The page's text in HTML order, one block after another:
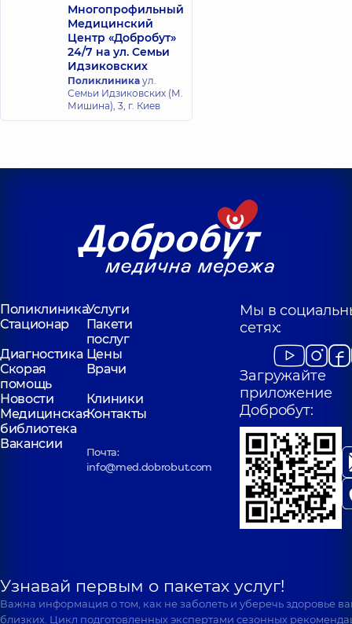
Многопрофильный
Медицинский
Центр «Добробут»
24/7 на ул. Семьи
Идзиковских
Поликлиника ул.
Семьи Идзиковских (М.
Мишина), 3, г. Киев
ПоликлиникаУслуги
Стационар
Пакети
послуг
Диагностика Цены
Скорая
помощь
Врачи
Новости
Клиники
Медицинская
библиотека
Контакты
Вакансии
Почта:
info@med.dobrobut.com
Мы в
сетях:
Загружайте
приложение
Добробут:
Узнавай первым о пакетах услуг!
Важна информация о том, как не заболеть и уберечь здоровье
близких. Цикл подготовленных экспертами сезонных